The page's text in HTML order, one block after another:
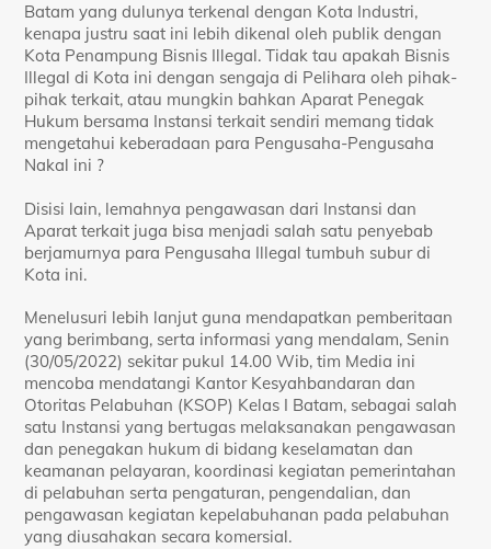
Batam yang dulunya terkenal dengan Kota Industri,
kenapa justru saat ini lebih dikenal oleh publik dengan
Kota Penampung Bisnis Illegal. Tidak tau apakah Bisnis
Illegal di Kota ini dengan sengaja di Pelihara oleh pihak-
pihak terkait, atau mungkin bahkan Aparat Penegak
Hukum bersama Instansi terkait sendiri memang tidak
mengetahui keberadaan para Pengusaha-Pengusaha
Nakal ini ?
Disisi lain, lemahnya pengawasan dari Instansi dan
Aparat terkait juga bisa menjadi salah satu penyebab
berjamurnya para Pengusaha Illegal tumbuh subur di
Kota ini.
Menelusuri lebih lanjut guna mendapatkan pemberitaan
yang berimbang, serta informasi yang mendalam, Senin
(30/05/2022) sekitar pukul 14.00 Wib, tim Media ini
mencoba mendatangi Kantor Kesyahbandaran dan
Otoritas Pelabuhan (KSOP) Kelas I Batam, sebagai salah
satu Instansi yang bertugas melaksanakan pengawasan
dan penegakan hukum di bidang keselamatan dan
keamanan pelayaran, koordinasi kegiatan pemerintahan
di pelabuhan serta pengaturan, pengendalian, dan
pengawasan kegiatan kepelabuhanan pada pelabuhan
yang diusahakan secara komersial.